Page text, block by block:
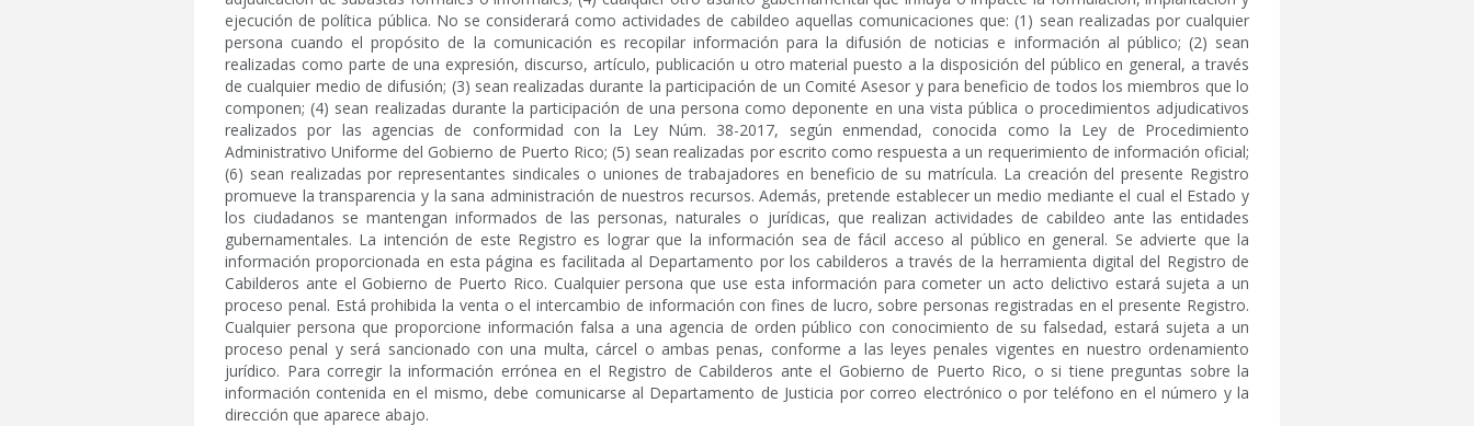
ejecución de política pública. No se considerará como actividades de cabildeo aquellas comunicaciones que: (1) sean realizadas por cualquier
persona cuando el propósito de la comunicación es recopilar información para la difusión de noticias e información al público; (2) sean
realizadas como parte de una expresión, discurso, artículo, publicación u otro material puesto a la disposición del público en general, a través
de cualquier medio de difusión; (3) sean realizadas durante la participación de un Comité Asesor y para beneficio de todos los miembros que lo
componen; (4) sean realizadas durante la participación de una persona como deponente en una vista pública o procedimientos adjudicativos
realizados por las agencias de conformidad con la Ley Núm. 38-2017, según enmendad, conocida como la Ley de Procedimiento
Administrativo Uniforme del Gobierno de Puerto Rico; (5) sean realizadas por escrito como respuesta a un requerimiento de información oficial;
(6) sean realizadas por representantes sindicales o uniones de trabajadores en beneficio de su matrícula. La creación del presente Registro
promueve la transparencia y la sana administración de nuestros recursos. Además, pretende establecer un medio mediante el cual el Estado y
los ciudadanos se mantengan informados de las personas, naturales o jurídicas, que realizan actividades de cabildeo ante las entidades
gubernamentales. La intención de este Registro es lograr que la información sea de fácil acceso al público en general. Se advierte que la
información proporcionada en esta página es facilitada al Departamento por los cabilderos a través de la herramienta digital del Registro de
Cabilderos ante el Gobierno de Puerto Rico. Cualquier persona que use esta información para cometer un acto delictivo estará sujeta a un
proceso penal. Está prohibida la venta o el intercambio de información con fines de lucro, sobre personas registradas en el presente Registro.
Cualquier persona que proporcione información falsa a una agencia de orden público con conocimiento de su falsedad, estará sujeta a un
proceso penal y será sancionado con una multa, cárcel o ambas penas, conforme a las leyes penales vigentes en nuestro ordenamiento
jurídico. Para corregir la información errónea en el Registro de Cabilderos ante el Gobierno de Puerto Rico, o si tiene preguntas sobre la
información contenida en el mismo, debe comunicarse al Departamento de Justicia por correo electrónico o por teléfono en el número y la
dirección que aparece abajo.